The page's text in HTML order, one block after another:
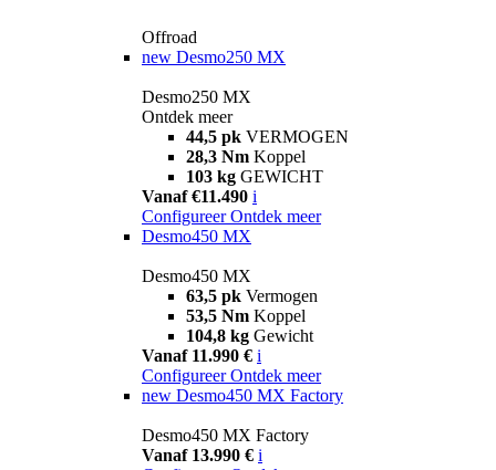
Offroad
new Desmo250 MX
Desmo250 MX
Ontdek meer
44,5 pk VERMOGEN
28,3 Nm Koppel
103 kg GEWICHT
Vanaf €11.490 i
Configureer Ontdek meer
Desmo450 MX
Desmo450 MX
63,5 pk Vermogen
53,5 Nm Koppel
104,8 kg Gewicht
Vanaf 11.990 € i
Configureer Ontdek meer
new Desmo450 MX Factory
Desmo450 MX Factory
Vanaf 13.990 € i